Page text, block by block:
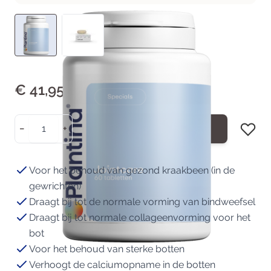
Voor het behoud van gezond kraakbeen (in de
gewrichten)
Draagt bij tot de normale vorming van bindweefsel
Draagt bij tot normale collageenvorming voor het
bot
Voor het behoud van sterke botten
Verhoogt de calciumopname in de botten
€ 41,95
Aantal
− +